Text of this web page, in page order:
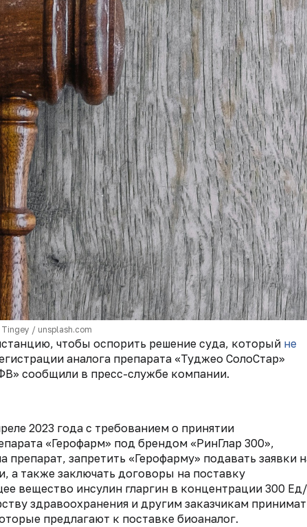
/ unsplash.com
чтобы оспорить решение суда, который не
аналога препарата «Туджео СолоСтар»
сообщили в пресс-службе компании.
2023 года с требованием о принятии
«Герофарм» под брендом «РинГлар 300»,
запретить «Герофарму» подавать заявки
а также заключать договоры на поставку
вещество инсулин гларгин в концентрации 300 Ед/
здравоохранения и другим заказчикам
предлагают к поставке биоаналог.